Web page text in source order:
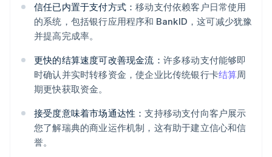
信任已内置于支付方式：移动支付依赖客户日常使用
的系统，包括银行应用程序和 BankID，这可减少犹豫
并提高完成率。
更快的结算速度可改善现金流： 许多移动支付能够即
时确认并实时转移资金，使企业比传统银行卡结算周
期更快获取资金。
接受度意味着市场通达性：支持移动支付向客户展示
您了解瑞典的商业运作机制，这有助于建立信心和信
誉。